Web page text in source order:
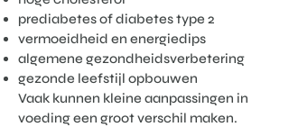
prediabetes of diabetes type 2
vermoeidheid en energiedips
algemene gezondheidsverbetering
gezonde leefstijl opbouwen
Vaak kunnen kleine aanpassingen in
voeding een groot verschil maken.